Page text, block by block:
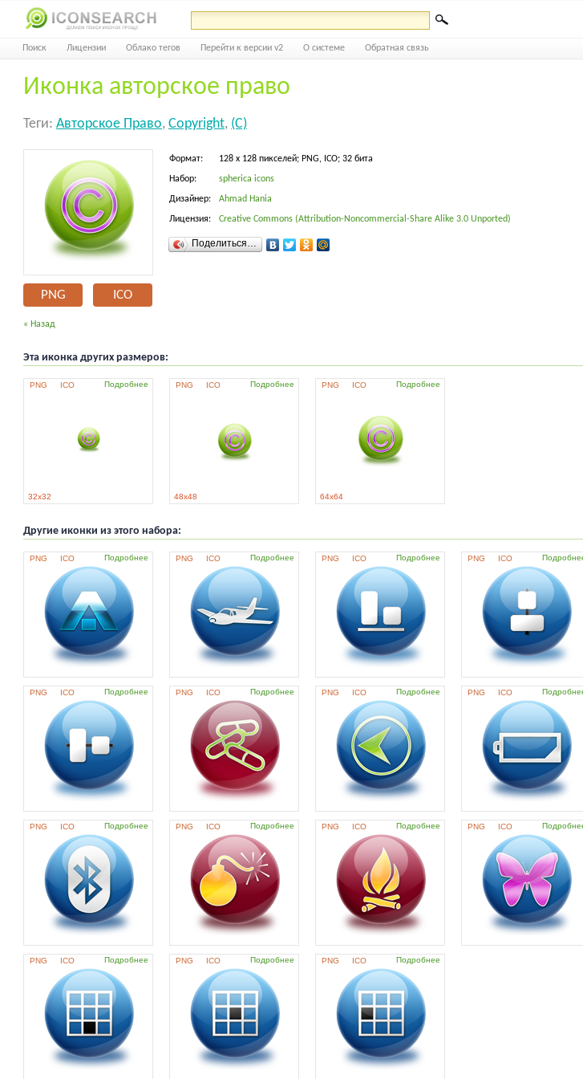
Поиск Лицензии Облако тегов Перейти к версии v2 О системе Обратная связь
Иконка авторское право
Теги: Авторское Право, Copyright, (c)
PNG ICO
Формат: 128 x 128 пикселей; PNG, ICO; 32 бита
Набор: spherica icons
Дизайнер: Ahmad Hania
Лицензия: Creative Commons (Attribution-Noncommercial-Share Alike 3.0 Unported)
Поделиться…
« Назад
Эта иконка других размеров:
PNG ICO Подробнее
32x32
PNG ICO Подробнее
48x48
PNG ICO Подробнее
64x64
Другие иконки из этого набора:
PNG ICO Подробнее PNG ICO Подробнее PNG ICO Подробнее PNG ICO
PNG ICO Подробнее PNG ICO Подробнее PNG ICO Подробнее PNG ICO
PNG ICO Подробнее PNG ICO Подробнее PNG ICO Подробнее PNG ICO
PNG ICO Подробнее PNG ICO Подробнее PNG ICO Подробнее